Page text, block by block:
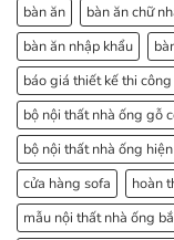
bàn ăn
bàn ăn chữ
bàn ăn nhập khẩu
báo giá thiết kế thi
bộ nội thất nhà ống gỗ
bộ nội thất nhà ống
cửa hàng sofa
hoàn
mẫu nội thất nhà ống